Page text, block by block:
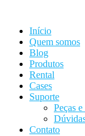
conteúdo
Início
Quem somos
Blog
Produtos
Rental
Cases
Suporte
Peças
Contato